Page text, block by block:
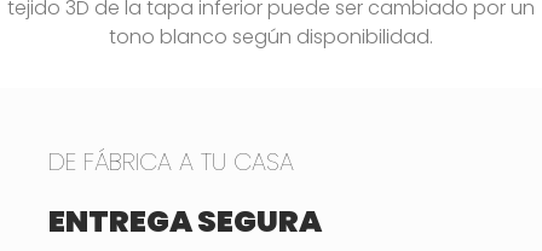
tejido 3D de la tapa inferior puede ser cambiado por un
tono blanco según disponibilidad.
DE FÁBRICA A TU CASA
ENTREGA SEGURA